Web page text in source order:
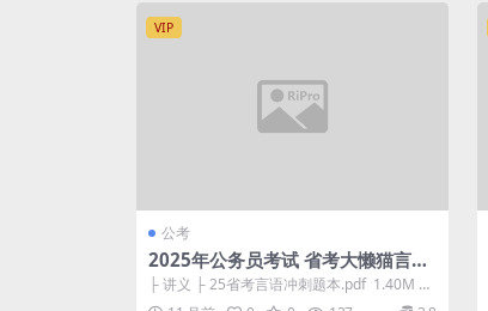
VIP
公考
2025年公务员考试 省考大懒猫言语
理解精品冲刺课
├ 讲义 ├ 25省考言语冲刺题本.pdf 1.40M └
参考答案.pdf ...